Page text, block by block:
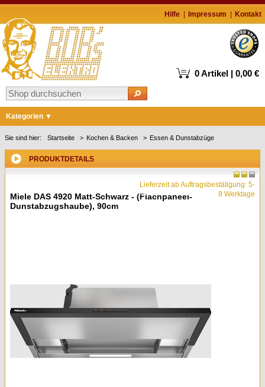
Hilfe Impressum Kontakt
0 Artikel | 0,00 €
Kategorien
Markenshops
Waschen & Trocknen
Geschirrspüler
Kochen & Backen
Sie sind hier: Startseite Kochen & Backen Essen & Dunstabzüge
PRODUKTDETAILS
Miele DAS 4920 Matt-Schwarz - (Flachpaneel-
Dunstabzugshaube), 90cm
Lieferzeit ab Auftragsbestätigung: 5-
8 Werktage